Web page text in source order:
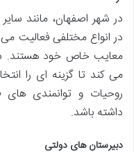
در شهر اصفهان، مانند
در انواع مختلفی فعالیت
معایب خاص خود هستند.
می کند تا گزینه ای را
روحیات و توانمندی های
داشته باشد.
دبیرستان های دولتی